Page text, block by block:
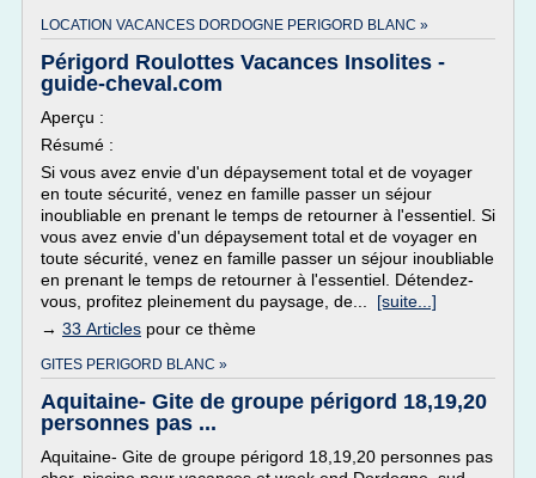
LOCATION VACANCES DORDOGNE PERIGORD BLANC »
Périgord Roulottes Vacances Insolites -
guide-cheval.com
Aperçu :
Résumé :
Si vous avez envie d'un dépaysement total et de voyager
en toute sécurité, venez en famille passer un séjour
inoubliable en prenant le temps de retourner à l'essentiel. Si
vous avez envie d'un dépaysement total et de voyager en
toute sécurité, venez en famille passer un séjour inoubliable
en prenant le temps de retourner à l'essentiel. Détendez-
vous, profitez pleinement du paysage, de... [suite...]
→ 33 Articles pour ce thème
GITES PERIGORD BLANC »
Aquitaine- Gite de groupe périgord 18,19,20
personnes pas ...
Aquitaine- Gite de groupe périgord 18,19,20 personnes pas